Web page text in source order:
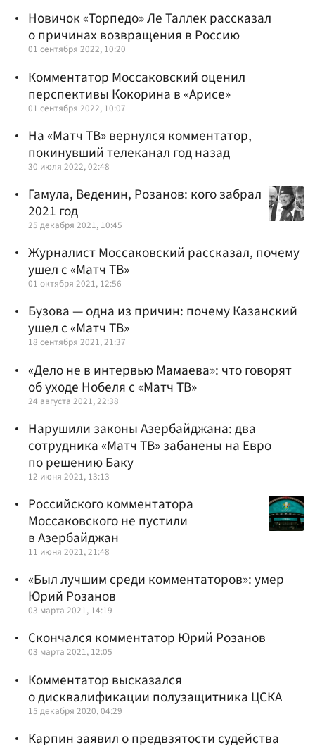
Новичок «Торпедо» Ле Таллек рассказал
о причинах возвращения в Россию
01 сентября 2022, 10:20
Комментатор Моссаковский оценил
перспективы Кокорина в «Арисе»
01 сентября 2022, 10:07
На «Матч ТВ» вернулся комментатор,
покинувший телеканал год назад
30 июля 2022, 02:48
Гамула, Веденин, Розанов: кого забрал
2021 год
25 декабря 2021, 10:45
Журналист Моссаковский рассказал, почему
ушел с «Матч ТВ»
01 октября 2021, 12:56
Бузова — одна из причин: почему Казанский
ушел с «Матч ТВ»
18 сентября 2021, 21:37
«Дело не в интервью Мамаева»: что говорят
об уходе Нобеля с «Матч ТВ»
24 августа 2021, 22:38
Нарушили законы Азербайджана: два
сотрудника «Матч ТВ» забанены на Евро
по решению Баку
12 июня 2021, 13:13
Российского комментатора
Моссаковского не пустили
в Азербайджан
11 июня 2021, 21:48
«Был лучшим среди комментаторов»: умер
Юрий Розанов
03 марта 2021, 14:19
Скончался комментатор Юрий Розанов
03 марта 2021, 12:05
Комментатор высказался
о дисквалификации полузащитника ЦСКА
15 декабря 2020, 04:29
Карпин заявил о предвзятости судейства